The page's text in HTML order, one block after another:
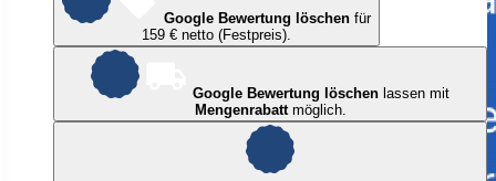
Google Bewertung löschen für
159 € netto (Festpreis).
Google Bewertung löschen lassen mit
Mengenrabattmöglich.